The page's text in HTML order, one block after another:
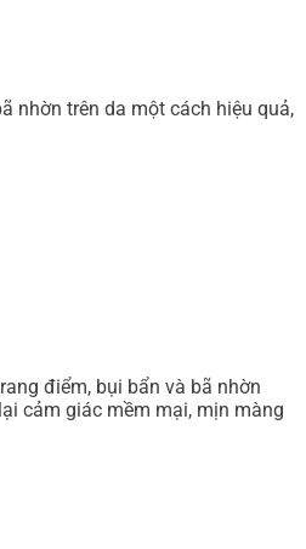
nhờn trên da một cách hiệu quả,
điểm, bụi bẩn và bã nhờn
cảm giác mềm mại, mịn màng